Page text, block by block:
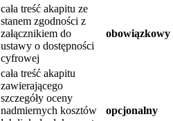
cała treść akapitu ze
stanem zgodności z
załącznikiem do
ustawy o dostępności
cyfrowej
obowiązkowy
cała treść akapitu
zawierającego
szczegóły oceny
nadmiernych kosztów
opcjonalny